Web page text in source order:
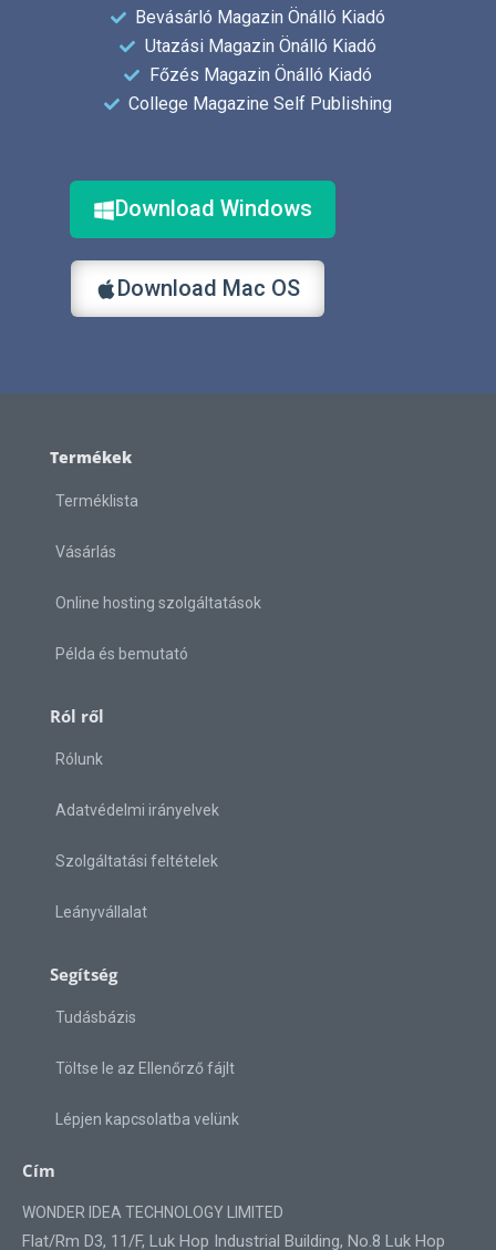
Bevásárló Magazin Önálló Kiadó
Utazási Magazin Önálló Kiadó
Főzés Magazin Önálló Kiadó
College Magazine Self Publishing
Download Windows
Download Mac OS
Termékek
Terméklista
Vásárlás
Online hosting szolgáltatások
Példa és bemutató
Ról ről
Rólunk
Adatvédelmi irányelvek
Szolgáltatási feltételek
Leányvállalat
Segítség
Tudásbázis
Töltse le az Ellenőrző fájlt
Lépjen kapcsolatba velünk
Cím
WONDER IDEA TECHNOLOGY LIMITED
Flat/Rm D3, 11/F, Luk Hop Industrial Building, No.8 Luk Hop